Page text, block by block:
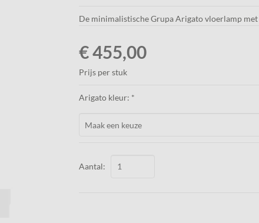
De minimalistische Grupa Arigato vloerlamp
€ 455,00
Prijs per stuk
Arigato kleur: *
Aantal: